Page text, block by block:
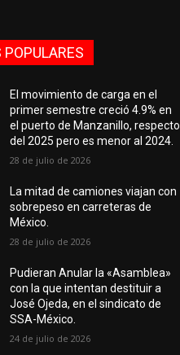
POPULARES
El movimiento de carga en el
primer semestre creció 4.9% en
el puerto de Manzanillo, respecto
del 2025 pero es menor al 2024.
28 de julio de 2026
La mitad de camiones viajan con
sobrepeso en carreteras de
México.
28 de julio de 2026
Pudieran Anular la «Asamblea»
con la que intentan destituir a
José Ojeda, en el sindicato de
SSA-México.
24 de julio de 2026